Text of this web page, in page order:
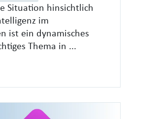
Situation hinsichtlich
im
ist ein dynamisches
Thema in ...